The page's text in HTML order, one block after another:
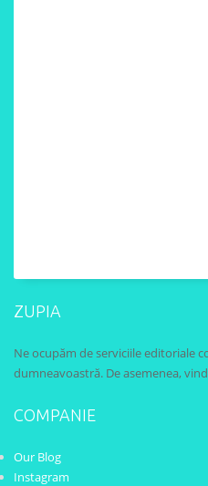
ZUPIA
Ne ocupăm de serviciile editoriale
dumneavoastră. De asemenea,
COMPANIE
Our Blog
Instagram